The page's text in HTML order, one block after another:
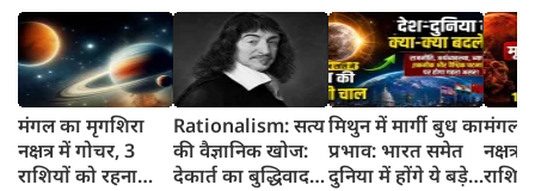
मंगल का मृगशिरा
नक्षत्र में गोचर, 3
राशियों को रहना
Rationalism: सत्य
की वैज्ञानिक खोज:
देकार्त का बुद्धिवाद
मिथुन में मार्गी बुध का
प्रभाव: भारत समेत
दुनिया में होंगे ये बड़े
मंगल
नक्षत्र